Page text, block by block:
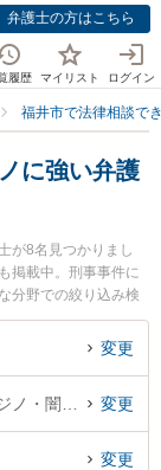
弁護士の方はこちら
履歴 マイリスト ログイン
福井市で法律相談で
に強い弁護
が8名見つかりまし
掲載中。刑事事件に
分野での絞り込み検
や二の宮法律事務所
田 宙弁護士のプロフ
豊富な近くの弁護士
ノを法律相談できる
者さんにおすすめで
変更
変更
変更